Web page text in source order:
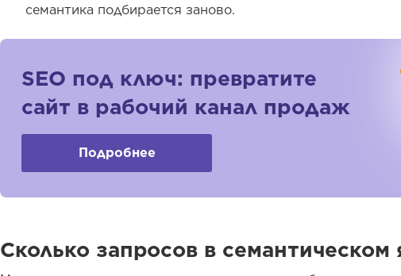
семантика подбирается заново.
SEO под ключ: превратите
сайт в рабочий канал продаж
Подробнее
Сколько запросов в семантическом